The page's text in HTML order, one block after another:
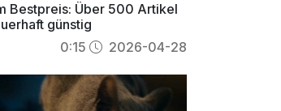
Bestpreis: Über 500 Artikel
günstig
0:15 2026-04-28